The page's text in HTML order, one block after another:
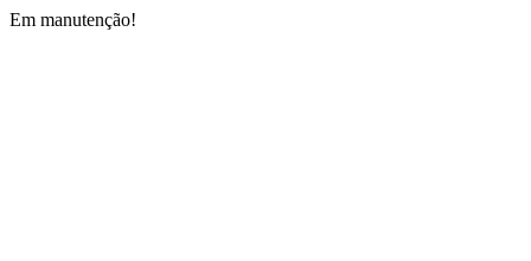
Em manutenção!